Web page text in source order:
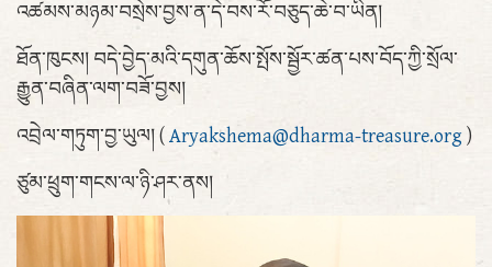
འཚམས་མཉམ་བསྲེས་བྱས་ན་དེ་བས་རོ་བཅུད་ཆེ་བ་ཡིན།
ཐོན་ཁུངས། བདེ་བྱེད་མའི་དགུན་ཆོས་སྤོས་སྦྱོར་ཚན་པས་བོད་ཀྱི་སྲོལ་
རྒྱུན་བཞིན་ལག་བཟོ་བྱས།
འབྲེལ་གཏུག་བྱ་ཡུལ། ( Aryakshema@dharma-treasure.org )
ཙུམ་ཕྲུག་གངས་ལ་ཉི་ཤར་ནས།